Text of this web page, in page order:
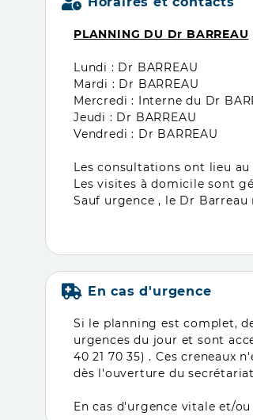
PLANNING DU Dr BARREAU
Lundi : Dr BARREAU
Mardi : Dr BARREAU
Mercredi : Interne du Dr
Jeudi : Dr BARREAU
Vendredi : Dr BARREAU
Les consultations ont lieu au
Les visites à domicile sont
Sauf urgence , le Dr
En cas d'urgence
Si le planning est complet,
urgences du jour et sont
40 21 70 35) . Ces creneaux
dès l'ouverture du
En cas d'urgence vitale et/